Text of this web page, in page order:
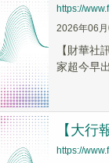
https://
2026年06
【財華
家超今早
【大行
https://